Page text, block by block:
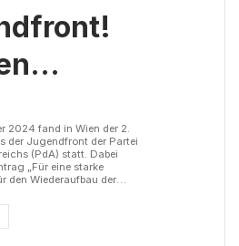
2024 fand in Wien der 2.
der Jugendfront der Partei
(PdA) statt. Dabei
„Für eine starke
den Wiederaufbau der
Die nationalen und
des
Systems seit dem